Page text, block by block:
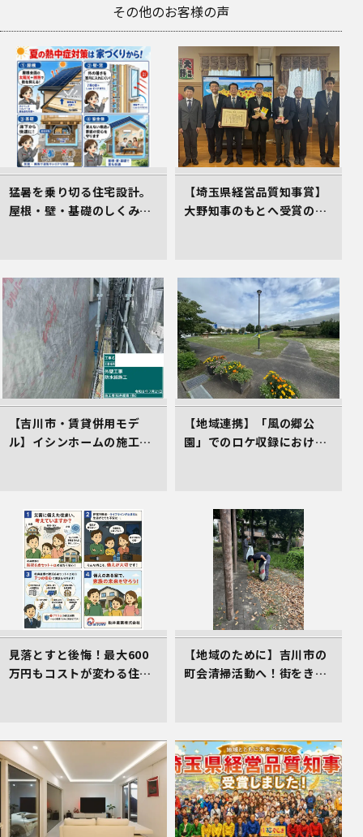
その他のお客様の声
猛暑を乗り切る住宅設計。
屋根・壁・基礎のしくみが
【埼玉県経営品質知事賞】
大野知事のもとへ受賞の御
【吉川市・賃貸併用モデ
ル】イシンホームの施工現
【地域連携】「風の郷公
園」でのロケ収録における
見落とすと後悔！最大600
万円もコストが変わる住ま
【地域のために】吉川市の
町会清掃活動へ！街をきれ